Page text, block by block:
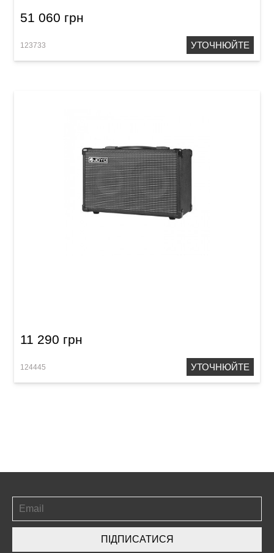
51 060 грн
123733 УТОЧНЮЙТЕ
11 290 грн
124445 УТОЧНЮЙТЕ
ПІДПИСАТИСЯ